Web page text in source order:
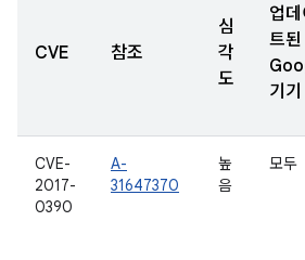
CVE 참조
심
각
도
업데
트된
기기
CVE-
2017-
0390
A-
31647370
높
음
모두